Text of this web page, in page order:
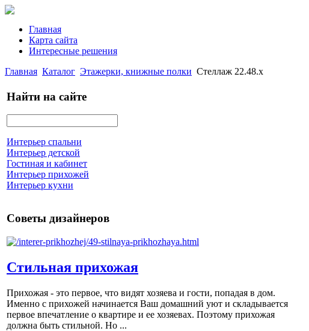
Главная
Карта сайта
Интересные решения
Главная Каталог Этажерки, книжные полки Стеллаж 22.48.х
Найти на сайте
Интерьер спальни
Интерьер детской
Гостиная и кабинет
Интерьер прихожей
Интерьер кухни
Советы дизайнеров
Стильная прихожая
Прихожая - это первое, что видят хозяева и гости, попадая в дом.
Именно с прихожей начинается Ваш домашний уют и складывается
первое впечатление о квартире и ее хозяевах. Поэтому прихожая
должна быть стильной. Но ...